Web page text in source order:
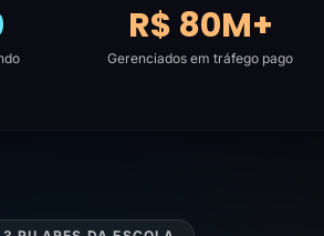
R$ 80M+
Gerenciados em tráfego pago